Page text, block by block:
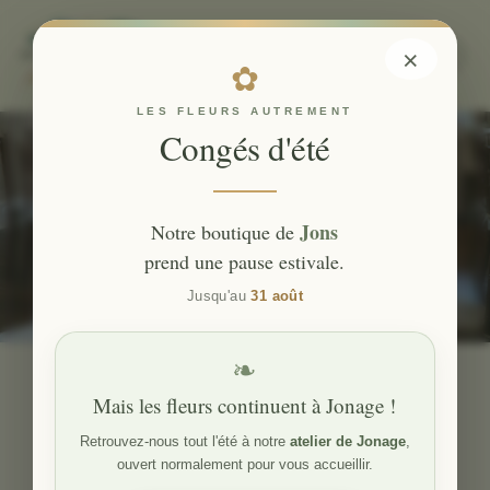
×
✿
LES FLEURS AUTREMENT
Congés d'été
Notre boutique deJons
prend une pause estivale.
Jusqu'au31 août
❧
Mais les fleurs continuent à Jonage !
Retrouvez-nous tout l'été à notre atelier de Jonage,
ouvert normalement pour vous accueillir.
Vins
d’honneur
Chez Les fleurs Autrement et l’Atelier,
nous vous proposons une gamme exclusive